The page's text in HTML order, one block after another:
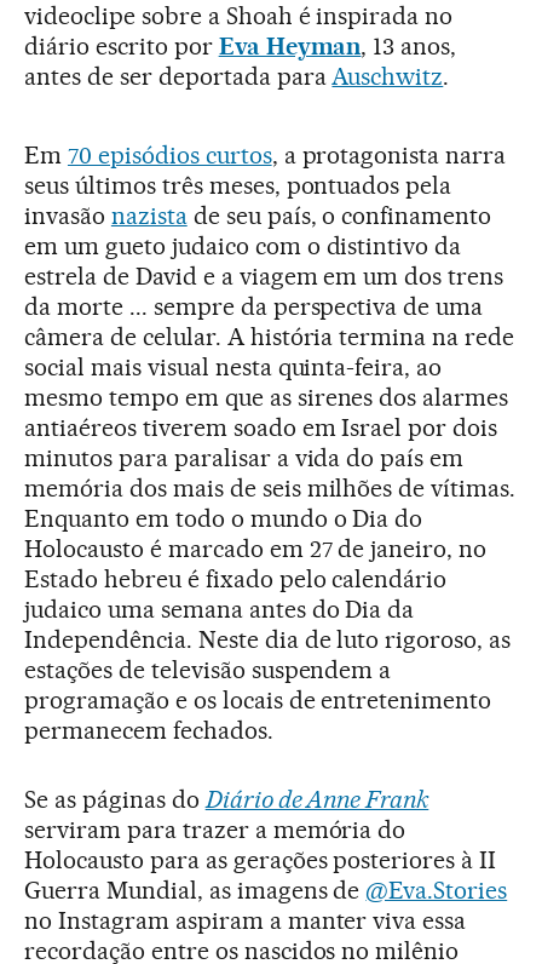
videoclipe sobre a Shoah é inspirada no
diário escrito por Eva Heyman, 13 anos,
antes de ser deportada paraAuschwitz.
Em 70 episódios curtos, a protagonista narra
seus últimos três meses, pontuados pela
invasão nazistade seu país, o confinamento
em um gueto judaico com o distintivo da
estrela de David e a viagem em um dos trens
da morte ... sempre da perspectiva de uma
câmera de celular. A história termina na rede
social mais visual nesta quinta-feira, ao
mesmo tempo em que as sirenes dos alarmes
antiaéreos tiverem soado em Israel por dois
minutos para paralisar a vida do país em
memória dos mais de seis milhões de vítimas.
Enquanto em todo o mundo o Dia do
Holocausto é marcado em 27 de janeiro, no
Estado hebreu é fixado pelo calendário
judaico uma semana antes do Dia da
Independência. Neste dia de luto rigoroso, as
estações de televisão suspendem a
programação e os locais de entretenimento
permanecem fechados.
Se as páginas doDiário de Anne Frank
serviram para trazer a memória do
Holocausto para as gerações posteriores à II
Guerra Mundial, as imagens de @Eva.Stories
no Instagram aspiram a manter viva essa
recordação entre os nascidos no milênio